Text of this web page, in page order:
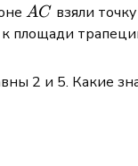
AC
AC взяли точку
к площади
2 и 5. Какие